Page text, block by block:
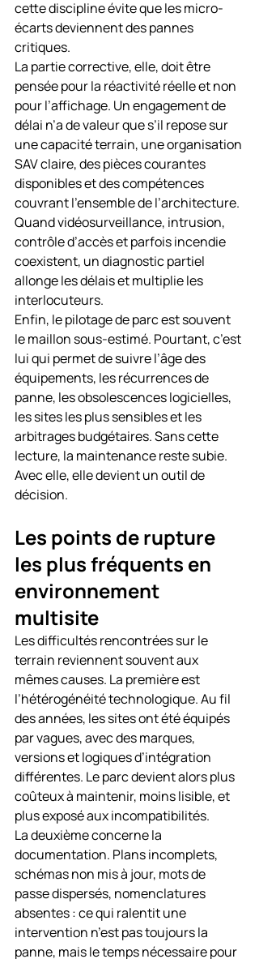
cette discipline évite que les micro-
écarts deviennent des pannes
critiques.
La partie corrective, elle, doit être
pensée pour la réactivité réelle et non
pour l’affichage. Un engagement de
délai n’a de valeur que s’il repose sur
une capacité terrain, une organisation
SAV claire, des pièces courantes
disponibles et des compétences
couvrant l’ensemble de l’architecture.
Quand vidéosurveillance, intrusion,
contrôle d’accès et parfois incendie
coexistent, un diagnostic partiel
allonge les délais et multiplie les
interlocuteurs.
Enfin, le pilotage de parc est souvent
le maillon sous-estimé. Pourtant, c’est
lui qui permet de suivre l’âge des
équipements, les récurrences de
panne, les obsolescences logicielles,
les sites les plus sensibles et les
arbitrages budgétaires. Sans cette
lecture, la maintenance reste subie.
Avec elle, elle devient un outil de
décision.
Les points de rupture
les plus fréquents en
environnement
multisite
Les difficultés rencontrées sur le
terrain reviennent souvent aux
mêmes causes. La première est
l’hétérogénéité technologique. Au fil
des années, les sites ont été équipés
par vagues, avec des marques,
versions et logiques d’intégration
différentes. Le parc devient alors plus
coûteux à maintenir, moins lisible, et
plus exposé aux incompatibilités.
La deuxième concerne la
documentation. Plans incomplets,
schémas non mis à jour, mots de
passe dispersés, nomenclatures
absentes : ce qui ralentit une
intervention n’est pas toujours la
panne, mais le temps nécessaire pour